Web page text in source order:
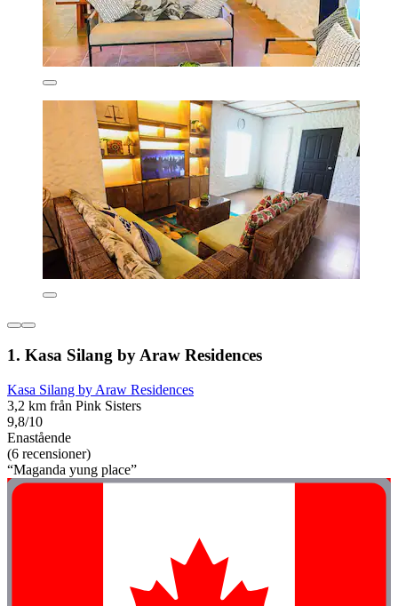
1. Kasa Silang by Araw Residences
Kasa Silang by Araw Residences
3,2 km från Pink Sisters
9,8/10
Enastående
(6 recensioner)
“Maganda yung place”